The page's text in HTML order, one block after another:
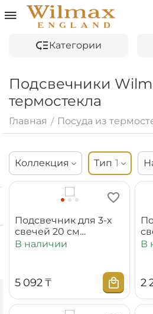
Категории
Подсвечники
термостекла
Главная / Посуда из
Коллекция Тип 1
Подсвечник для 3-x
свечей 20 см
WL‑888906/A
В наличии
5 092 ₸
В
2